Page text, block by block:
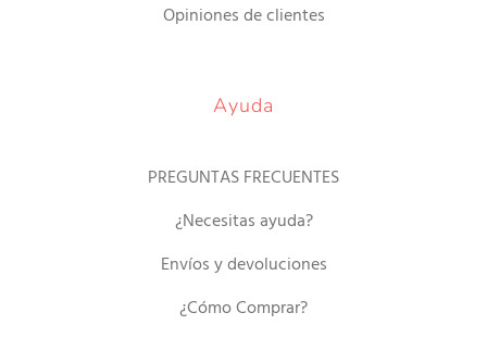
Opiniones de clientes
Ayuda
PREGUNTAS FRECUENTES
¿Necesitas ayuda?
Envíos y devoluciones
¿Cómo Comprar?